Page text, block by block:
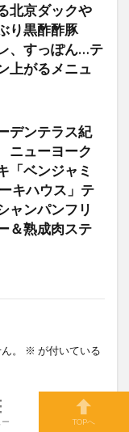
北京ダックや
り黒酢酢豚
、すっぽん…テ
上がるメニュ
デンテラス紀
ニューヨーク
「ベンジャミ
キハウス」テ
ャンパンフリ
＆熟成肉ステ
。 ※ が付いている
ー TOPへ